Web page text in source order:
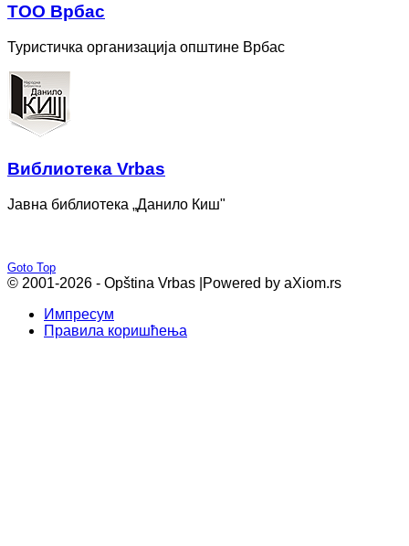
ТОО Врбас
Туристичка организација општине Врбас
Bиблиотека Vrbas
Јавна библиотека „Данило Киш"
Goto Top
© 2001-2026 - Opština Vrbas | Powered by aXiom.rs
Импресум
Правила коришћења